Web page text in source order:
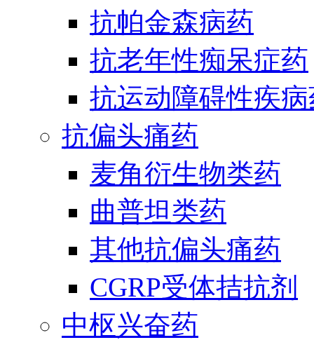
抗帕金森病药
抗老年性痴呆症药
抗运动障碍性疾
抗偏头痛药
麦角衍生物类药
曲普坦类药
其他抗偏头痛药
CGRP受体拮抗剂
中枢兴奋药